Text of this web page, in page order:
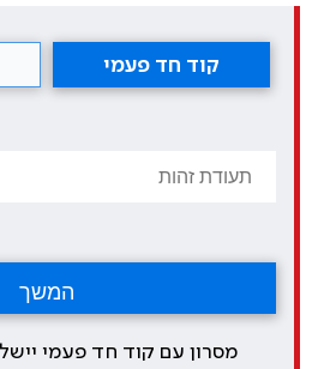
קוד חד פעמי
מסרון עם קוד חד פעמי